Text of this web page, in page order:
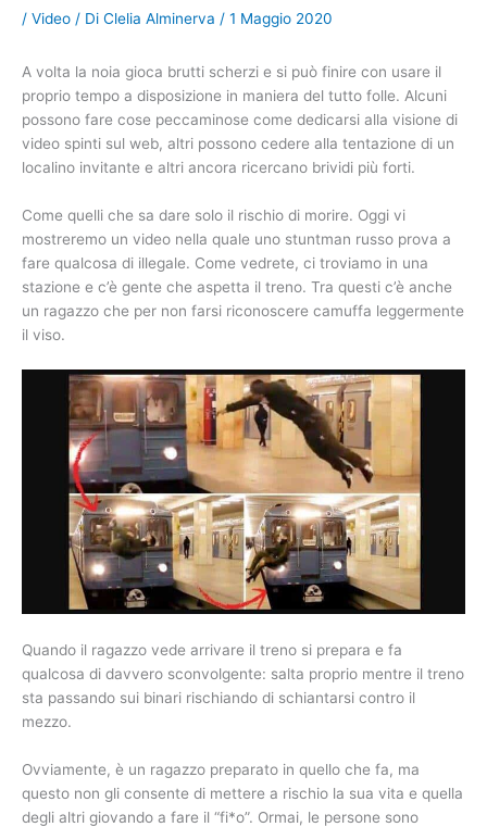
/ Video / Di Clelia Alminerva / 1 Maggio 2020
A volta la noia gioca brutti scherzi e si può finire con usare il
proprio tempo a disposizione in maniera del tutto folle. Alcuni
possono fare cose peccaminose come dedicarsi alla visione di
video spinti sul web, altri possono cedere alla tentazione di un
localino invitante e altri ancora ricercano brividi più forti.
Come quelli che sa dare solo il rischio di morire. Oggi vi
mostreremo un video nella quale uno stuntman russo prova a
fare qualcosa di illegale. Come vedrete, ci troviamo in una
stazione e c’è gente che aspetta il treno. Tra questi c’è anche
un ragazzo che per non farsi riconoscere camuffa leggermente
il viso.
Quando il ragazzo vede arrivare il treno si prepara e fa
qualcosa di davvero sconvolgente: salta proprio mentre il treno
sta passando sui binari rischiando di schiantarsi contro il
mezzo.
Ovviamente, è un ragazzo preparato in quello che fa, ma
questo non gli consente di mettere a rischio la sua vita e quella
degli altri giovando a fare il “fi*o”. Ormai, le persone sono